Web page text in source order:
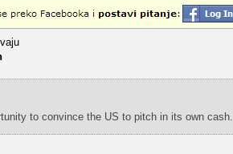
to convince the US to pitch in its own cash.